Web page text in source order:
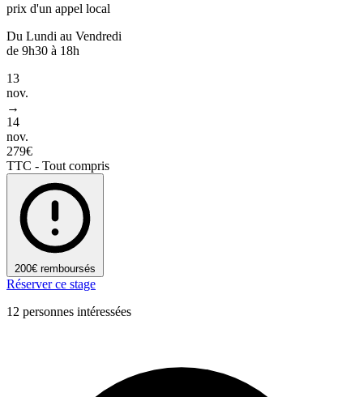
prix d'un appel local
Du Lundi au Vendredi
de 9h30 à 18h
13
nov.
→
14
nov.
279€
TTC - Tout compris
200€ remboursés
Réserver ce stage
12 personnes intéressées